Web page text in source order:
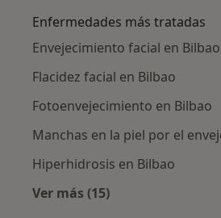
Enfermedades más tratadas
Envejecimiento facial en Bilbao
Flacidez facial en Bilbao
Fotoenvejecimiento en Bilbao
Manchas en la piel por el
Hiperhidrosis en Bilbao
Ver más (15)